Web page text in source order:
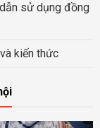
sử dụng đồng
kiến thức